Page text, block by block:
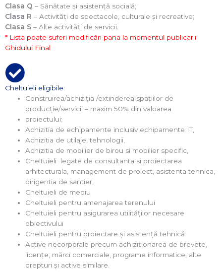
Clasa Q – Sănătate și asistență socială;
Clasa R – Activități de spectacole, culturale și recreative;
Clasa S – Alte activități de servicii.
* Lista poate suferi modificări pana la momentul publicarii
Ghidului Final
Cheltuieli eligibile:
Construirea/achiziția /extinderea spațiilor de
producție/servicii – maxim 50% din valoarea
proiectului;
Achizitia de echipamente inclusiv echipamente IT,
Achizitia de utilaje, tehnologii,
Achizitia de mobilier de birou si mobilier specific,
Cheltuieli legate de consultanta si proiectarea
arhitecturala, management de proiect, asistenta tehnica,
dirigentia de santier,
Cheltuieli de mediu
Cheltuieli pentru amenajarea terenului
Cheltuieli pentru asigurarea utilităţilor necesare
obiectivului
Cheltuieli pentru proiectare şi asistenţă tehnică:
Active necorporale precum achiziționarea de brevete,
licențe, mărci comerciale, programe informatice, alte
drepturi şi active similare.